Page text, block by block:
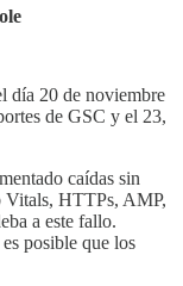
día 20 de noviembre
de GSC y el 23,
caídas sin
Vitals, HTTPs, AMP,
a este fallo.
posible que los